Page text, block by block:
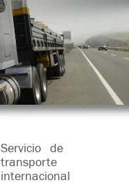
Servicio de
transporte
internacional